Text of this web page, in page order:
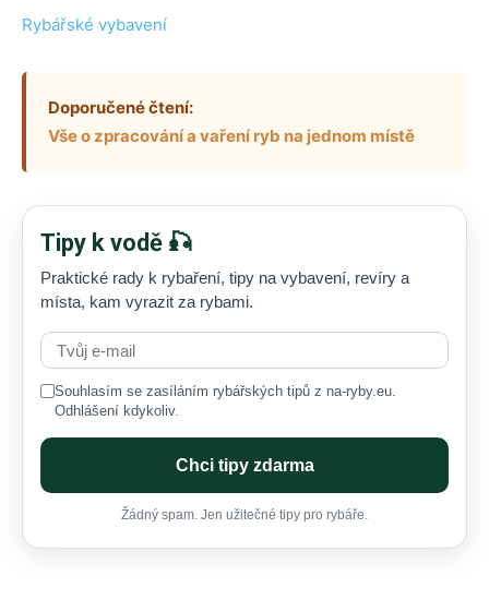
Rybářské vybavení
Doporučené čtení:
Vše o zpracování a vaření ryb na jednom místě
Tipy k vodě 🎣
Praktické rady k rybaření, tipy na vybavení, revíry a
místa, kam vyrazit za rybami.
Souhlasím se zasíláním rybářských tipů z na-ryby.eu.
Odhlášení kdykoliv.
Chci tipy zdarma
Žádný spam. Jen užitečné tipy pro rybáře.